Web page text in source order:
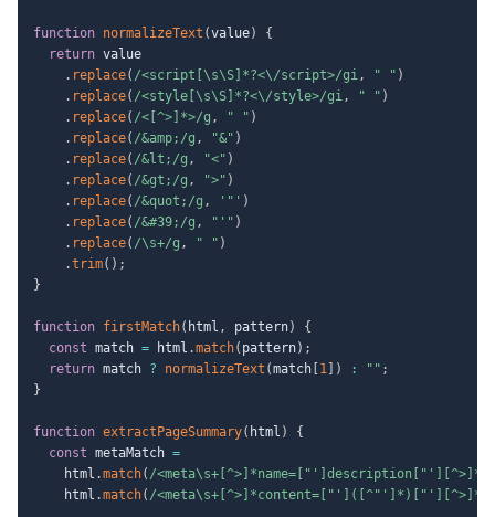
function normalizeText (value)
{
return value
. replace( /<script[\s\S]*?<\/script>/gi, " " )
. replace( /<style[\s\S]*?<\/style>/gi, " " )
. replace( /<[^>]*>/g , " " )
. replace( /&amp; /g , "&" )
. replace( /&lt; /g , "<" )
. replace( /&gt; /g , ">" )
. replace( /&quot; /g , '"' )
. replace( /&#39; /g , "'" )
. replace( /\s+/g , " " )
.trim( ) ;
}
function firstMatch( html , pattern)
{
const match = html .match( pattern) ;
return match ? normalizeText (match 1 ) : "" ;
}
function extractPageSummary( html )
{
const metaMatch =
    html
.match( /
    html
.match( /